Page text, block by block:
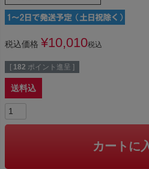
税込価格 ¥10,010税込
[ 182 ポイント進呈 ]
送料込
カートに